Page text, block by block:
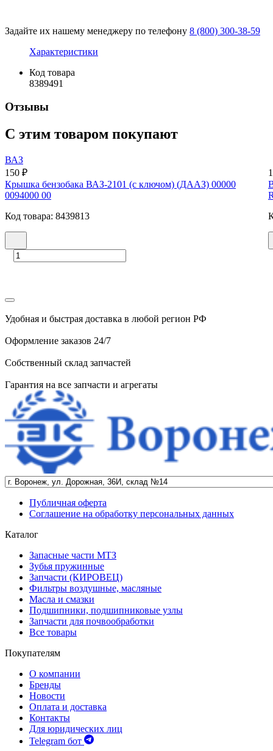
Задайте их нашему менеджеру по телефону 8 (800) 300-38-59
Характеристики
Код товара
8389491
Отзывы
С этим товаром покупают
ВАЗ
150 ₽
Крышка бензобака ВАЗ-2101 (с ключом) (ДААЗ) 00000
0094000 00
Код товара: 8439813
Удобная и быстрая доставка в любой регион РФ
Оформление заказов 24/7
Собственный склад запчастей
Гарантия на все запчасти и агрегаты
Публичная оферта
Соглашение на обработку персональных данных
Каталог
Запасные части МТЗ
Зубья пружинные
Запчасти (КИРОВЕЦ)
Фильтры воздушные, масляные
Масла и смазки
Подшипники, подшипниковые узлы
Запчасти для почвообработки
Все товары
Покупателям
О компании
Бренды
Новости
Оплата и доставка
Контакты
Для юридических лиц
Telegram бот